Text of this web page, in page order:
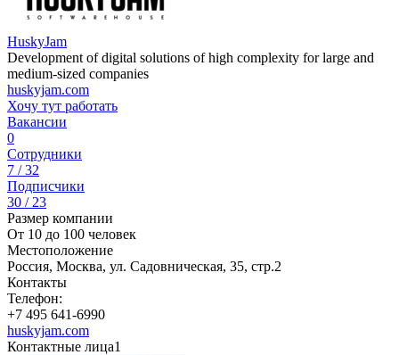
HuskyJam
Development of digital solutions of high complexity for large and
medium-sized companies
huskyjam.com
Хочу тут работать
Вакансии
0
Сотрудники
7 / 32
Подписчики
30 / 23
Размер компании
От 10 до 100 человек
Местоположение
Россия, Москва, ул. Садовническая, 35, стр.2
Контакты
Телефон:
+7 495 641-6990
huskyjam.com
Контактные лица1